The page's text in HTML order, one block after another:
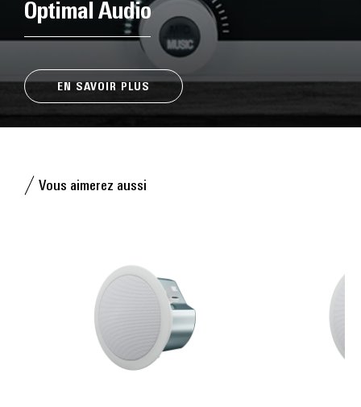
Optimal Audio
EN SAVOIR PLUS
Vous aimerez aussi